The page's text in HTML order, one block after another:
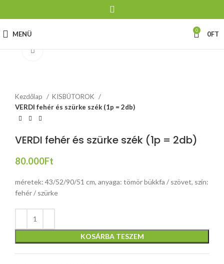
MENÜ 0 0FT
Kezdőlap
KISBÚTOROK
VERDI fehér és szürke szék (1p = 2db)
VERDI fehér és szürke szék (1p = 2db)
80.000Ft
méretek: 43/52/90/51 cm, anyaga: tömör bükkfa / szövet, szín:
fehér / szürke
KOSÁRBA TESZEM